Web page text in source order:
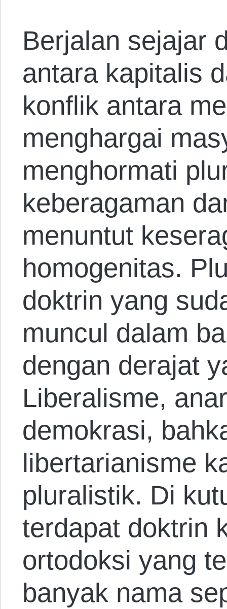
Berjalan sejajar
antara kapitalis
konflik antara
menghargai
menghormati
keberagaman
menuntut
homogenitas.
doktrin yang
muncul dalam
dengan derajat
Liberalisme,
demokrasi,
libertarianisme
pluralistik. Di
terdapat doktrin
ortodoksi yang
banyak nama